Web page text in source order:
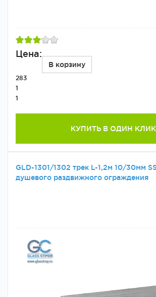
Цена:
В корзину
283
1
1
КУПИТЬ В ОДИН КЛИК
GLD-1301/1302 трек L-1,2м 10/30мм
душевого раздвижного ограждения